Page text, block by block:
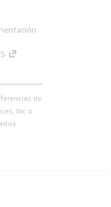
de
Inc o